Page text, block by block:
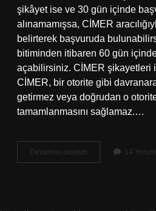
şikâyet ise ve 30 gün içinde
alınamamışsa, CİMER
belirterek başvuruda
bitiminden itibaren 60 gün
açabilirsiniz. CİMER şikayetleri
CİMER, bir otorite gibi
getirmez veya doğrudan o
tamamlanmasını sağlamaz.…
Devamını okuyun
E
14 Yorum